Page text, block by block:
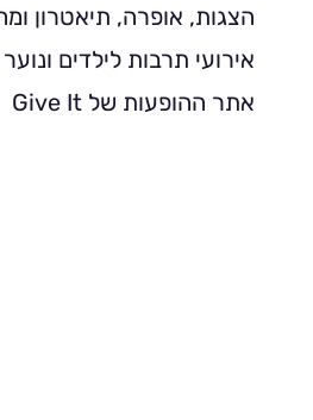
הצגות, אופרה, תיאטרון
אירועי תרבות לילדים ונוער
אתר ההופעות של Give It